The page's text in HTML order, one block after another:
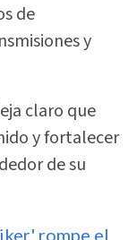
de
y
claro que
y fortalecer
de su
rompe el